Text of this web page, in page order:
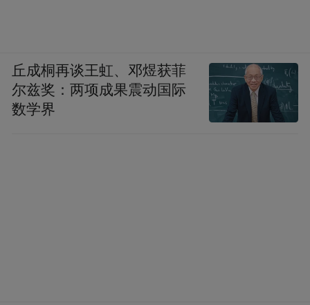
丘成桐再谈王虹、邓煜获菲
尔兹奖：两项成果震动国际
数学界